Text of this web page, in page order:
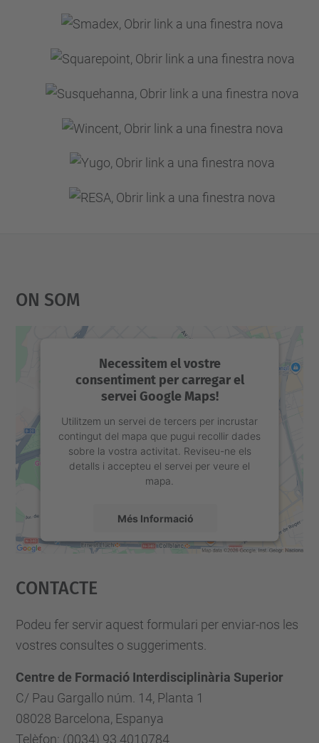
On Som
Necessitem el vostre
consentiment per carregar el
servei Google Maps!
Utilitzem un servei de tercers per incrustar
contingut del mapa que pugui recollir dades
sobre la vostra activitat. Reviseu-ne els
detalls i accepteu el servei per veure el
mapa.
Més Informació
powered by
Contacte
Podeu fer servir aquest formulari per enviar-nos les
vostres consultes o suggeriments.
Centre de Formació Interdisciplinària Superior
C/ Pau Gargallo núm. 14, Planta 1
08028 Barcelona, Espanya
Telèfon: (0034) 93 4010784